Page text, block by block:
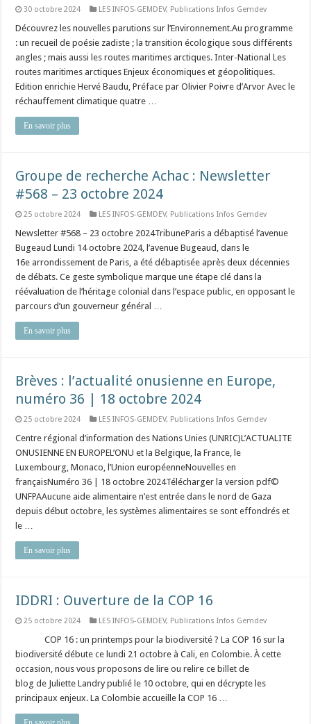
30 octobre 2024 LES INFOS-GEMDEV, Publications Infos Gemdev
Découvrez les nouvelles parutions sur l’Environnement.Au programme
: un recueil de poésie zadiste ; la transition écologique sous différents
angles ; mais aussi les routes maritimes arctiques. Inter-National Les
routes maritimes arctiques Enjeux économiques et géopolitiques.
Edition enrichie Hervé Baudu, Préface par Olivier Poivre d’Arvor Avec le
réchauffement climatique quatre …
En savoir plus
Groupe de recherche Achac : Newsletter
#568 – 23 octobre 2024
25 octobre 2024 LES INFOS-GEMDEV, Publications Infos Gemdev
Newsletter #568 – 23 octobre 2024TribuneParis a débaptisé l’avenue
Bugeaud Lundi 14 octobre 2024, l’avenue Bugeaud, dans le
16e arrondissement de Paris, a été débaptisée après deux décennies
de débats. Ce geste symbolique marque une étape clé dans la
réévaluation de l’héritage colonial dans l’espace public, en opposant le
parcours d’un gouverneur général …
En savoir plus
Brèves : l’actualité onusienne en Europe,
numéro 36 | 18 octobre 2024
25 octobre 2024 LES INFOS-GEMDEV, Publications Infos Gemdev
Centre régional d’information des Nations Unies (UNRIC)L’ACTUALITE
ONUSIENNE EN EUROPEL’ONU et la Belgique, la France, le
Luxembourg, Monaco, l’Union européenneNouvelles en
françaisNuméro 36 | 18 octobre 2024Télécharger la version pdf©
UNFPAAucune aide alimentaire n’est entrée dans le nord de Gaza
depuis début octobre, les systèmes alimentaires se sont effondrés et
le …
En savoir plus
IDDRI : Ouverture de la COP 16
25 octobre 2024 LES INFOS-GEMDEV, Publications Infos Gemdev
⠀ ⠀ ⠀ COP 16 : un printemps pour la biodiversité ? La COP 16 sur la
biodiversité débute ce lundi 21 octobre à Cali, en Colombie. À cette
occasion, nous vous proposons de lire ou relire ce billet de
blog de Juliette Landry publié le 10 octobre, qui en décrypte les
principaux enjeux. La Colombie accueille la COP 16 …